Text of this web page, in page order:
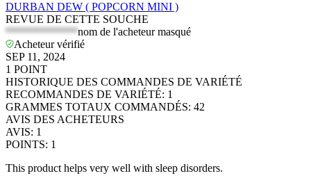
DURBAN DEW ( POPCORN MINI )
REVUE DE CETTE SOUCHE
*************nom de l'acheteur masqué
Acheteur vérifié
SEP 11, 2024
1 POINT
HISTORIQUE DES COMMANDES DE VARIÉTÉ
RECOMMANDES DE VARIÉTÉ: 1
GRAMMES TOTAUX COMMANDÉS: 42
AVIS DES ACHETEURS
AVIS: 1
POINTS: 1
This product helps very well with sleep disorders.